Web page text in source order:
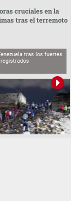
cruciales en la
tras el terremoto
tras los fuertes